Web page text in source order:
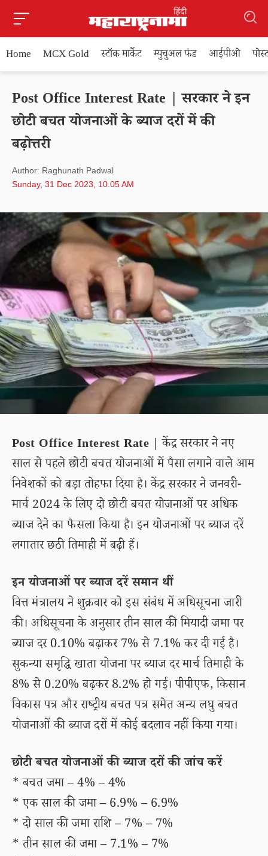
Home MCX Gold स्टॉक मार्केट म्युचुअल फंड आईपीओ
Post Office Interest Rate | सरकार ने इन
छोटी बचत योजनाओं के ब्याज दरों में की
बढ़ोत्तरी
Author: Raghunath Padwal
Sunday, 31 Dec 2023, 10.05 AM
Post Office Interest Rate | केंद्र सरकार ने नए
साल से पहले छोटी बचत योजनाओं में पैसा लगाने वाले आम
निवेशकों को बड़ा तोहफा दिया है। केंद्र सरकार ने जनवरी-
मार्च 2024 के लिए दो छोटी बचत योजनाओं पर अधिक
ब्याज देने का फैसला किया है। इन योजनाओं पर ब्याज दरें
लगातार छठी तिमाही में बढ़ी हैं।
इन योजनाओं पर ब्याज दरें समान थीं
वित्त मंत्रालय ने शुक्रवार को इस संबंध में अधिसूचना जारी
की। अधिसूचना के अनुसार तीन साल की मियादी जमा पर
ब्याज दर 0.10% बढ़ाकर 7% से 7.1% कर दी गई है।
सुकन्या समृद्धि खाता योजना पर ब्याज दर मार्च तिमाही के
8% से 0.20% बढ़कर 8.2% हो गई। पीपीएफ, किसान
विकास पत्र और राष्ट्रीय बचत पत्र समेत अन्य लघु बचत
योजनाओं की ब्याज दरों में कोई बदलाव नहीं किया गया।
छोटी बचत योजनाओं की ब्याज दरों की जांच करें
* बचत जमा – 4% – 4%
* एक साल की जमा – 6.9% – 6.9%
* दो साल की जमा राशि – 7% – 7%
* तीन साल की जमा – 7.1% – 7%